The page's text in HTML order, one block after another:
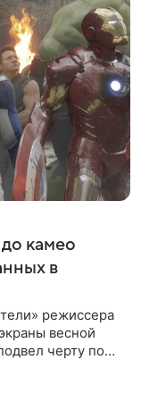
камео
в
режиссера
весной
черту под